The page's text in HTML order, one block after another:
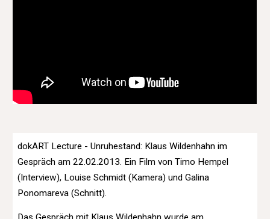
dokART Lecture - Unruhestand: Klaus Wildenhahn im
Gespräch am 22.02.2013. Ein Film von Timo Hempel
(Interview), Louise Schmidt (Kamera) und Galina
Ponomareva (Schnitt).